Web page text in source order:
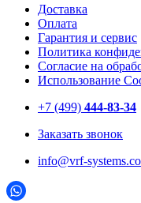
Доставка
Оплата
Гарантия и сервис
Политика
Согласие на
Использование
+7 (499) 444-83-34
Заказать звонок
info@vrf-